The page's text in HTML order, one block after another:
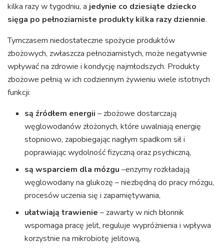
kilka razy w tygodniu, a jedynie co dziesiąte dziecko
sięga po pełnoziarniste produkty kilka razy dziennie.
Tymczasem niedostateczne spożycie produktów
zbożowych, zwłaszcza pełnoziarnistych, może negatywnie
wpływać na zdrowie i kondycję najmłodszych. Produkty
zbożowe pełnią w ich codziennym żywieniu wiele istotnych
funkcji:
są źródłem energii – zbożowe dostarczają
węglowodanów złożonych, które uwalniają energię
stopniowo, zapobiegając nagłym spadkom sił i
poprawiając wydolność fizyczną oraz psychiczną,
są wsparciem dla mózgu –enzymy rozkładają
węglowodany na glukozę – niezbędną do pracy mózgu,
procesów uczenia się i zapamiętywania,
ułatwiają trawienie – zawarty w nich błonnik
wspomaga pracę jelit, reguluje wypróżnienia i wpływa
korzystnie na mikrobiotę jelitową,